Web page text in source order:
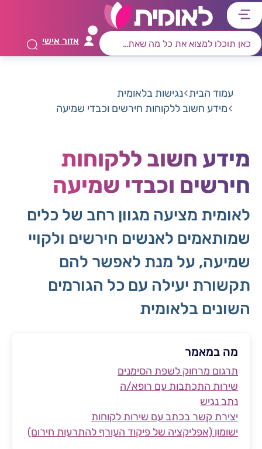
דלג
לתפריט
ראשי
דלג
לרכיב
חיפוש
דלג
לתוכן
מרכזי
דלג
לאזור
קישורים
אזור אישי
עמוד הבית נגישות בלאומית
מידע חשוב ללקוחות חירשים וכבדי שמיעה
מידע חשוב ללקוחות
חירשים וכבדי שמיעה
לאומית מציעה מגוון רחב של כלים
שמותאמים לאנשים חירשים ולקויי
שמיעה, על מנת לאפשר להם
תקשורת יעילה עם כל הגורמים
השונים בלאומית
מה במאמר
תרגום מרחוק לשפת הסימנים
שירות התכתבות עם רופא/ה
נתב נגיש
יצירת קשר בכתב עם שירות לקוחות
ישומון (אפליקציה של פיקוד העורף להתרעות חירום)